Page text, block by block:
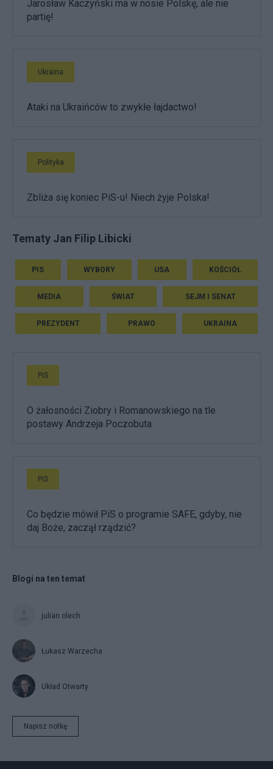
Jarosław Kaczyński ma w nosie Polskę, ale nie
partię!
Ukraina
Ataki na Ukraińców to zwykłe łajdactwo!
Polityka
Zbliża się koniec PiS-u! Niech żyje Polska!
Tematy Jan Filip Libicki
PIS WYBORY USA KOŚCIÓŁ
MEDIA ŚWIAT SEJM I SENAT
PREZYDENT PRAWO UKRAINA
PiS
O żałosności Ziobry i Romanowskiego na tle
postawy Andrzeja Poczobuta
PiS
Co będzie mówił PiS o programie SAFE, gdyby, nie
daj Boże, zaczął rządzić?
Blogi na ten temat
julian olech
Łukasz Warzecha
Układ Otwarty
Napisz notkę